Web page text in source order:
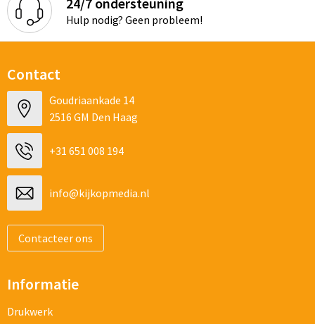
Hulp nodig? Geen probleem!
Contact
Goudriaankade 14
2516 GM Den Haag
+31 651 008 194
info@kijkopmedia.nl
Contacteer ons
Informatie
Drukwerk